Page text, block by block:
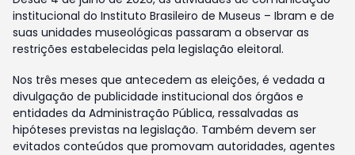
institucional do Instituto Brasileiro de Museus – Ibram e de
suas unidades museológicas passaram a observar as
restrições estabelecidas pela legislação eleitoral.
Nos três meses que antecedem as eleições, é vedada a
divulgação de publicidade institucional dos órgãos e
entidades da Administração Pública, ressalvadas as
hipóteses previstas na legislação. Também devem ser
evitados conteúdos que promovam autoridades, agentes